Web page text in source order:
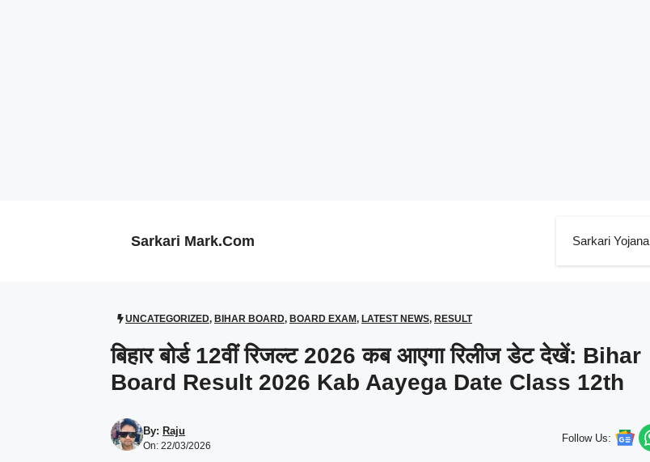
Sarkari Mark.Com Sarkari Yojana
UNCATEGORIZED, BIHAR BOARD, BOARD EXAM, LATEST NEWS, RESULT
बिहार बोर्ड 12वीं रिजल्ट 2026 कब आएगा रिलीज डेट देखें: Bihar
Board Result 2026 Kab Aayega Date Class 12th
By: Raju
On: 22/03/2026
Follow Us: